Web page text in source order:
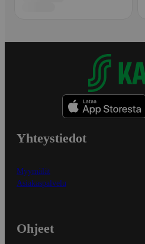
Yhteystiedot
Myymälät
Asiakaspalvelu
Ohjeet